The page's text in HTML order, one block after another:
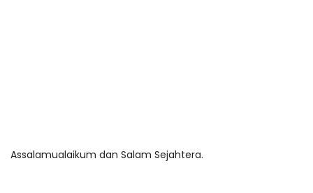
Assalamualaikum dan Salam Sejahtera.